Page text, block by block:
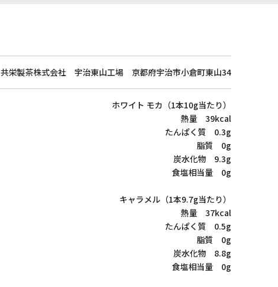
共栄製茶株式会社 宇治東山工場 京都府宇治市小倉町東山34
ホワイト モカ（1本10g当たり）
熱量 39kcal
たんぱく質 0.3g
脂質 0g
炭水化物 9.3g
食塩相当量 0g
キャラメル（1本9.7g当たり）
熱量 37kcal
たんぱく質 0.5g
脂質 0g
炭水化物 8.8g
食塩相当量 0g